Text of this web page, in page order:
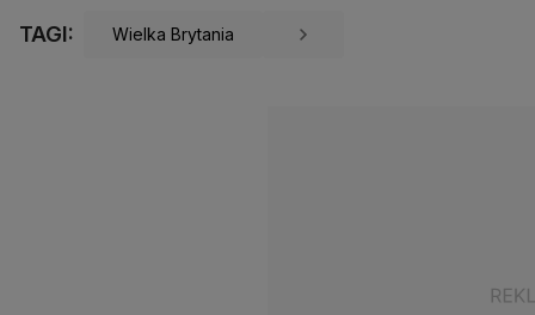
TAGI: Wielka Brytania